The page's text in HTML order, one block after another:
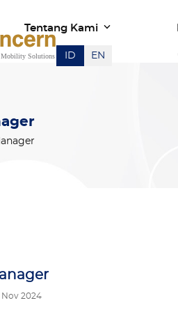
Tentang Kami
ID EN
Nov 2024